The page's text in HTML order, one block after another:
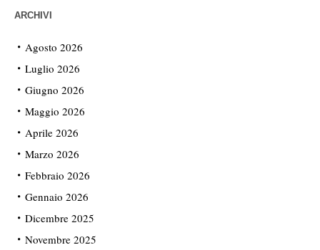
ARCHIVI
Agosto 2026
Luglio 2026
Giugno 2026
Maggio 2026
Aprile 2026
Marzo 2026
Febbraio 2026
Gennaio 2026
Dicembre 2025
Novembre 2025